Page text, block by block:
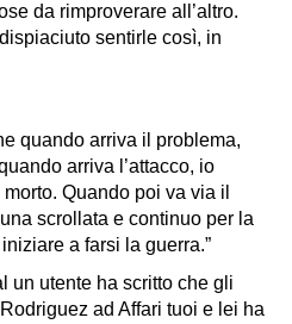
da rimproverare all’altro.
sentirle così, in
quando arriva il problema,
arriva l’attacco, io
Quando poi va via il
scrollata e continuo per la
a farsi la guerra.”
un utente ha scritto che gli
ad Affari tuoi e lei ha